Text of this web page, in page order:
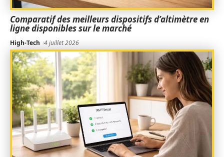
Comparatif des meilleurs dispositifs d’altimètre en
ligne disponibles sur le marché
High-Tech 4 juillet 2026